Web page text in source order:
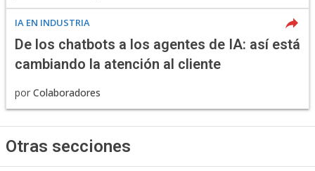
IA EN INDUSTRIA
De los chatbots a los agentes de IA: así está
cambiando la atención al cliente
por Colaboradores
Otras secciones